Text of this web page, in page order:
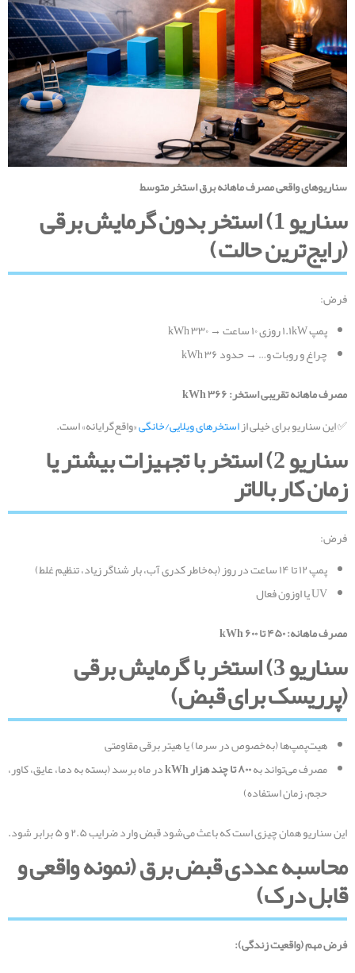
سناریوهای واقعی مصرف ماهانه برق استخر متوسط
سناریو 1) استخر بدون گرمایش برقی
(رایج‌ترین حالت)
فرض:
پمپ ۱.۱kW روزی ۱۰ ساعت → ۳۳۰ kWh
چراغ و روبات و… → حدود ۳۶ kWh
مصرف ماهانه تقریبی استخر:۳۶۶
✅ این سناریو برای خیلی ازاستخرهای ویلایی/خانگی«واقع‌گرایانه» است.
سناریو 2) استخر با تجهیزات بیشتر یا
زمان کار بالاتر
فرض:
پمپ ۱۲ تا ۱۴ ساعت در روز (به‌خاطر کدری آب، بار شناگر زیاد، تنظیم غلط)
UV یا اوزون فعال
مصرف ماهانه:۴۵۰تا۶۰۰
سناریو 3) استخر با گرمایش برقی
(پرریسک برای قبض)
هیت‌پمپ‌ها (به‌خصوص در سرما) یا هیتر برقی مقاومتی
مصرف می‌تواند به۸۰۰تا چند هزار
در ماه برسد (بسته به دما، عایق، کاور،
حجم، زمان استفاده)
این سناریو همان چیزی است که باعث می‌شود قبض وارد ضرایب ۲.۵ و ۵ برابر شود.
محاسبه عددی قبض برق (نمونه واقعی و
قابل درک)
فرض مهم (واقعیت زندگی):